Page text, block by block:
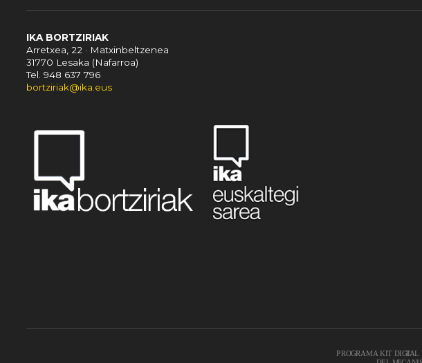
IKA BORTZIRIAK
Arretxea, 22 · Matxinbeltzenea
31770 Lesaka (Nafarroa)
Tel. 948 637 796
bortziriak@ika.eus